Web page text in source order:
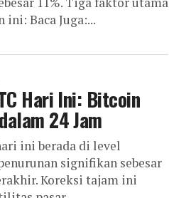
Baca Juga:...
Hari Ini: Bitcoin
24 Jam
ini berada di level
signifikan sebesar
Koreksi tajam ini